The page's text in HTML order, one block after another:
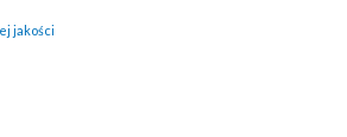
jakości